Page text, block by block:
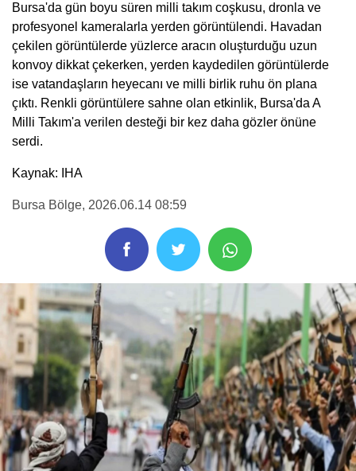
Bursa'da gün boyu süren milli takım coşkusu, dronla ve
profesyonel kameralarla yerden görüntülendi. Havadan
çekilen görüntülerde yüzlerce aracın oluşturduğu uzun
konvoy dikkat çekerken, yerden kaydedilen görüntülerde
ise vatandaşların heyecanı ve milli birlik ruhu ön plana
çıktı. Renkli görüntülere sahne olan etkinlik, Bursa'da A
Milli Takım'a verilen desteği bir kez daha gözler önüne
serdi.
Kaynak: IHA
Bursa Bölge, 2026.06.14 08:59